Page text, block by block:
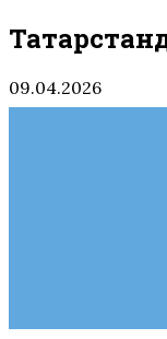
09.04.2026